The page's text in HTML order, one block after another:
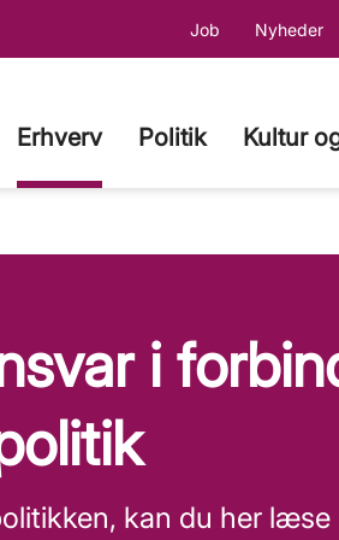
Job Nyheder
Erhverv Politik Kultur
i
kan du her læse